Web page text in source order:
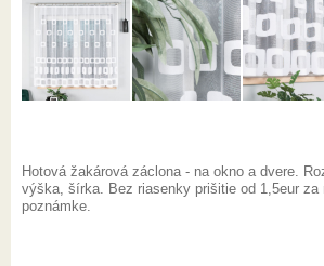
Hotová žakárová záclona - na okno a dvere.
výška, šírka. Bez riasenky prišitie od 1,5eur za
poznámke.